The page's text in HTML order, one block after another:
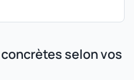
selon vos